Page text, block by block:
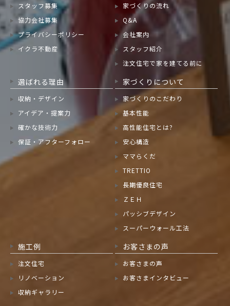
スタッフ募集
協力会社募集
プライバシーポリシー
イクラ不動産
家づくりの流れ
Q&A
会社案内
スタッフ紹介
注文住宅で家を建てる前に
選ばれる理由
収納・デザイン
アイデア・提案力
確かな技術力
保証・アフターフォロー
家づくりについて
家づくりのこだわり
基本性能
高性能住宅とは?
安心構造
ママらくだ
TRETTIO
長期優良住宅
ＺＥＨ
パッシブデザイン
スーパーウォール工法
施工例
注文住宅
リノベーション
収納ギャラリー
お客さまの声
お客さまの声
お客さまインタビュー